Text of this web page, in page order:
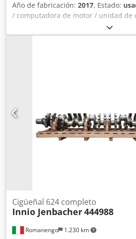
Año de fabricación: 2017, Estado:
/ computadora de motor / unidad de
BOSCH Dcsdjzl Tmljpfx Ak Tjk
MAN TGS 26.420 Euro6 Año de
Romanengo 1.230 km
Cigüeñal 624 completo
Innio Jenbacher444988